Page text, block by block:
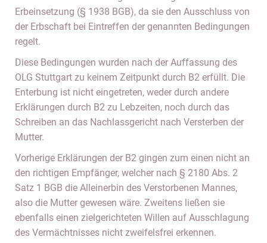
Erbeinsetzung (§ 1938 BGB), da sie den Ausschluss von
der Erbschaft bei Eintreffen der genannten Bedingungen
regelt.
Diese Bedingungen wurden nach der Auffassung des
OLG Stuttgart zu keinem Zeitpunkt durch B2 erfüllt. Die
Enterbung ist nicht eingetreten, weder durch andere
Erklärungen durch B2 zu Lebzeiten, noch durch das
Schreiben an das Nachlassgericht nach Versterben der
Mutter.
Vorherige Erklärungen der B2 gingen zum einen nicht an
den richtigen Empfänger, welcher nach § 2180 Abs. 2
Satz 1 BGB die Alleinerbin des Verstorbenen Mannes,
also die Mutter gewesen wäre. Zweitens ließen sie
ebenfalls einen zielgerichteten Willen auf Ausschlagung
des Vermächtnisses nicht zweifelsfrei erkennen.